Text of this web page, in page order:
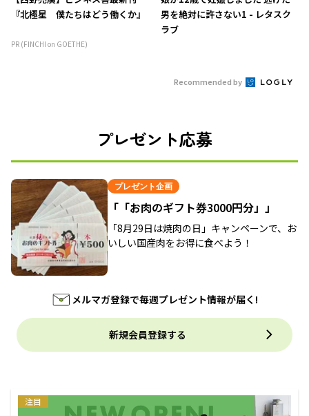
『北極星 僕たちはどう働くか』
PR (FINCHI on GOETHE)
男を絶対に許さない1 - レタスク
ラブ
Recommended by
プレゼント応募
プレゼント企画
「「お肉のギフト券3000円分」」
「8月29日は焼肉の日」キャンペーンで、お
いしい国産肉をお得に食べよう！
メルマガ登録で毎週プレゼント情報が届く!
新規会員登録する
注目